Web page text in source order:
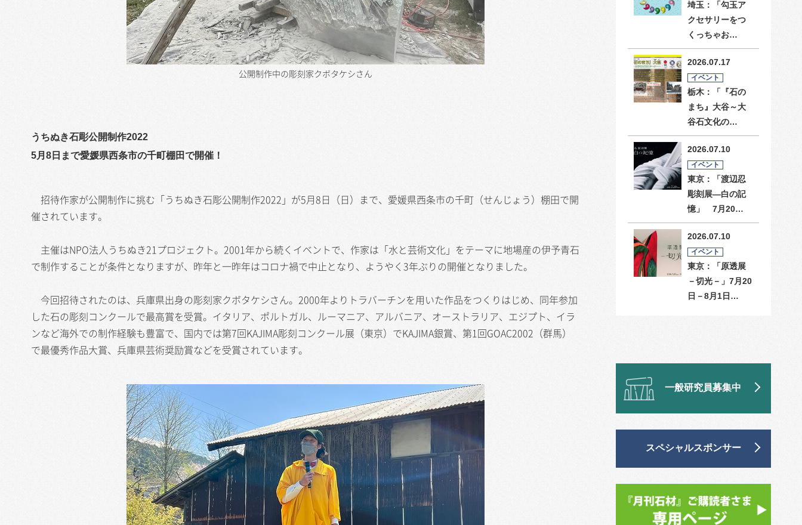
公開制作中の彫刻家クボタケシさん
うちぬき石彫公開制作2022
5月8日まで愛媛県西条市の千町棚田で開催！
招待作家が公開制作に挑む「うちぬき石彫公開制作2022」が5月8日（日）まで、愛媛県西条市の千町（せんじょう）棚田で開
催されています。
主催はNPO法人うちぬき21プロジェクト。2001年から続くイベントで、作家は「水と芸術文化」をテーマに地場産の伊予青石
で制作することが条件となりますが、昨年と一昨年はコロナ禍で中止となり、ようやく3年ぶりの開催となりました。
今回招待されたのは、兵庫県出身の彫刻家クボタケシさん。2000年よりトラバーチンを用いた作品をつくりはじめ、同年参加
した石の彫刻コンクールで最高賞を受賞。イタリア、ポルトガル、ルーマニア、アルバニア、オーストラリア、エジプト、イラ
ンなど海外での制作経験も豊富で、国内では第7回KAJIMA彫刻コンクール展（東京）でKAJIMA銀賞、第1回GOAC2002（群馬）
で最優秀作品大賞、兵庫県芸術奨励賞などを受賞されています。
埼玉：「勾玉ア
クセサリーをつ
くっちゃお…
2026.07.17
イベント
栃木：「『石の
まち』大谷～大
谷石文化の…
2026.07.10
イベント
東京：「渡辺忍
彫刻展―白の記
憶」 7月20…
2026.07.10
イベント
東京：「原透展
－切光－」7月20
日－8月1日…
一般研究員募集中
スペシャルスポンサー